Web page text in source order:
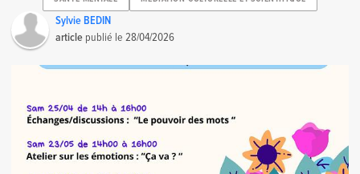
Sylvie BEDIN
article publié le28/04/2026